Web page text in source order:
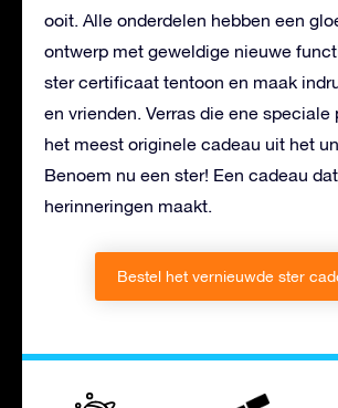
ooit. Alle onderdelen hebben een
ontwerp met geweldige nieuwe
ster certificaat tentoon en maak
en vrienden. Verras die ene speciale
het meest originele cadeau uit het
Benoem nu een ster! Een cadeau dat
herinneringen maakt.
Bestel het vernieuwde ster